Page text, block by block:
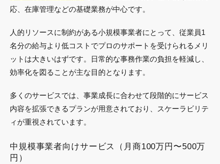
応、在庫管理などの基礎業務が中心です。
人的リソースに制約がある小規模事業者にとって、従業員1
名分の給与より低コストでプロのサポートを受けられるメリ
ットは大きいはずです。日常的な事務作業の負担を軽減し、
効率化を図ることが主な目的となります。
多くのサービスでは、事業成長に合わせて段階的にサービス
内容を拡張できるプランが用意されており、スケーラビリテ
ィが重視されています。
中規模事業者向けサービス（月商100万円〜500万
円）